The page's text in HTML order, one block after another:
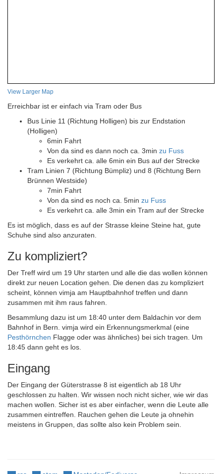
View Larger Map
Erreichbar ist er einfach via Tram oder Bus
Bus Linie 11 (Richtung Holligen) bis zur Endstation
(Holligen)
6min Fahrt
Von da sind es dann noch ca. 3min zu Fuss
Es verkehrt ca. alle 6min ein Bus auf der Strecke
Tram Linien 7 (Richtung Bümpliz) und 8 (Richtung Bern
Brünnen Westside)
7min Fahrt
Von da sind es noch ca. 5min zu Fuss
Es verkehrt ca. alle 3min ein Tram auf der Strecke
Es ist möglich, dass es auf der Strasse kleine Steine hat, gute
Schuhe sind also anzuraten.
Zu kompliziert?
Der Treff wird um 19 Uhr starten und alle die das wollen können
direkt zur neuen Location gehen. Die denen das zu kompliziert
scheint, können vimja am Hauptbahnhof treffen und dann
zusammen mit ihm raus fahren.
Besammlung dazu ist um 18:40 unter dem Baldachin vor dem
Bahnhof in Bern. vimja wird ein Erkennungsmerkmal (eine
Pesthörnchen Flagge oder was ähnliches) bei sich tragen. Um
18:45 dann geht es los.
Eingang
Der Eingang der Güterstrasse 8 ist eigentlich ab 18 Uhr
geschlossen zu halten. Wir wissen noch nicht sicher, wie wir das
machen wollen. Sicher ist es aber einfacher, wenn die Leute alle
zusammen eintreffen. Rauchen gehen die Leute ja ohnehin
meistens in Gruppen, das sollte also kein Problem sein.